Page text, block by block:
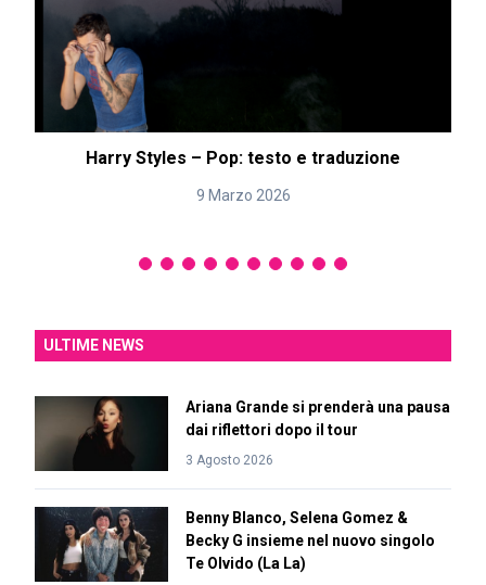
Harry Styles – Pop: testo e traduzione
9 Marzo 2026
ULTIME NEWS
Ariana Grande si prenderà una pausa
dai riflettori dopo il tour
3 Agosto 2026
Benny Blanco, Selena Gomez &
Becky G insieme nel nuovo singolo
Te Olvido (La La)